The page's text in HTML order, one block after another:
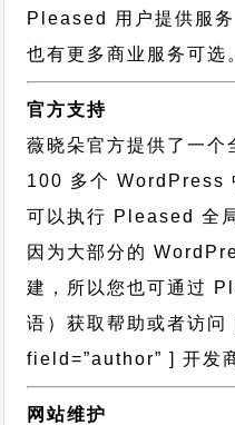
Pleased 用户提供服
也有更多商业服务可选
官方支持
薇晓朵官方提供了一个
100 多个 WordPress
可以执行 Pleased 全
因为大部分的
建，所以您也可通过
语）获取帮助或者访
field=”author” ] 开发
网站维护